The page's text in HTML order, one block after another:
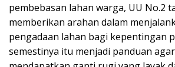
pembebasan lahan warga, UU No.2
memberikan arahan dalam
pengadaan lahan bagi kepentingan
semestinya itu menjadi panduan